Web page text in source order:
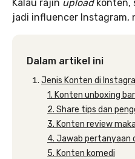
Kalau rajin uploadkonten,
jadi influencer Instagram,
Dalam artikel ini
Jenis Konten di
1. Konten unboxing
2. Share tips dan
3. Konten review
4. Jawab pertanyaan
5. Konten komedi